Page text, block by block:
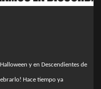
y en Descendientes de
Hace tiempo ya